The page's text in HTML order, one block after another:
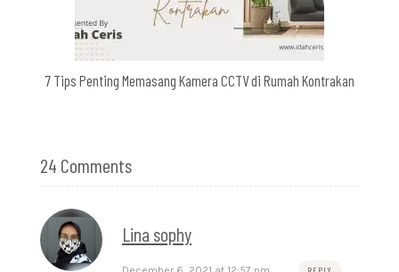
7 Tips Penting Memasang Kamera CCTV di Rumah Kontrakan
24 Comments
Lina sophy
REPLY